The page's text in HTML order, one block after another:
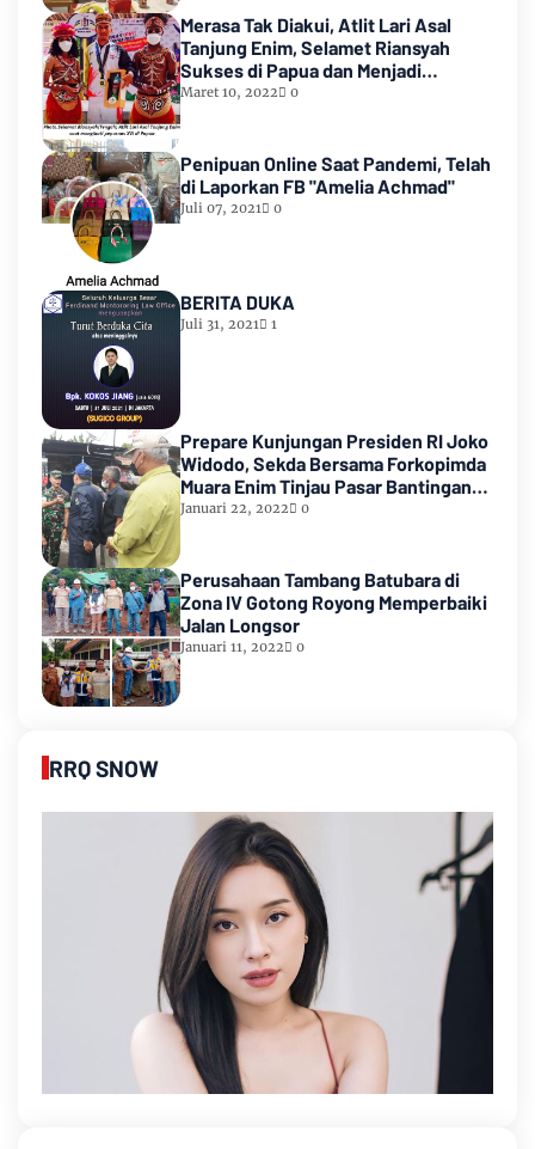
Merasa Tak Diakui, Atlit Lari Asal
Tanjung Enim, Selamet Riansyah
Sukses di Papua dan Menjadi
Miliarder
Maret 10, 2022 0
Penipuan Online Saat Pandemi, Telah
di Laporkan FB "Amelia Achmad"
Juli 07, 2021 0
BERITA DUKA
Juli 31, 2021 1
Prepare Kunjungan Presiden RI Joko
Widodo, Sekda Bersama Forkopimda
Muara Enim Tinjau Pasar Bantingan
Tanjung Enim
Januari 22, 2022 0
Perusahaan Tambang Batubara di
Zona IV Gotong Royong Memperbaiki
Jalan Longsor
Januari 11, 2022 0
RRQ SNOW